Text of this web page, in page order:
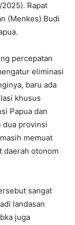
Rapat
(Menkes) Budi
percepatan
eliminasi
baru ada
khusus
Papua dan
dua provinsi
memuat
daerah otonom
sangat
landasan
juga